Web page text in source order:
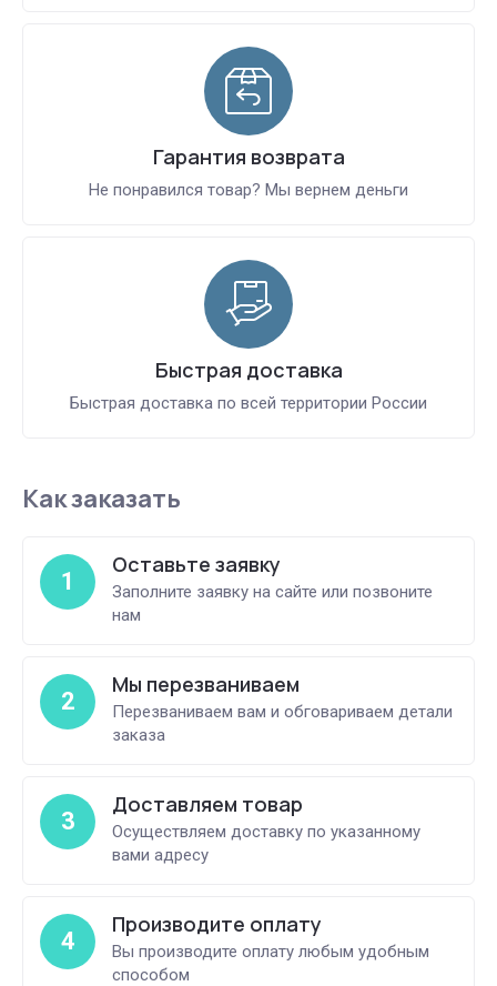
Гарантия возврата
Не понравился товар? Мы вернем деньги
Быстрая доставка
Быстрая доставка по всей территории России
Как заказать
1
Оставьте заявку
Заполните заявку на сайте или позвоните
нам
2
Мы перезваниваем
Перезваниваем вам и обговариваем детали
заказа
3
Доставляем товар
Осуществляем доставку по указанному
вами адресу
4
Производите оплату
Вы производите оплату любым удобным
способом